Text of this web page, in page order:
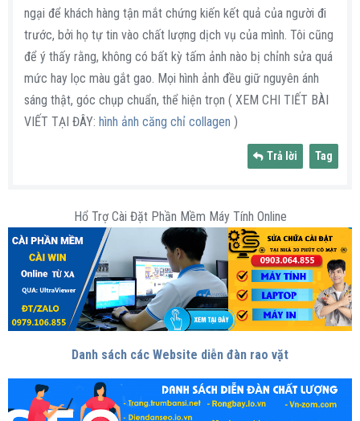
ngại để khách hàng tận mắt chứng kiến kết quả của người đi
trước, bởi họ tự tin vào chất lượng dịch vụ của mình. Tôi cũng
để ý thấy rằng, không có bất kỳ tấm ảnh nào bị chỉnh sửa quá
mức hay lọc màu gắt gao. Mọi hình ảnh đều giữ nguyên ánh
sáng thật, góc chụp chuẩn, thể hiện trọn ( XEM CHI TIẾT BÀI
VIẾT TẠI ĐÂY: hình ảnh căng chỉ collagen )
Trả lời Tag
Hổ Trợ Cài Đặt Phần Mềm Máy Tính Online
Danh sách các Website diễn đàn rao vặt